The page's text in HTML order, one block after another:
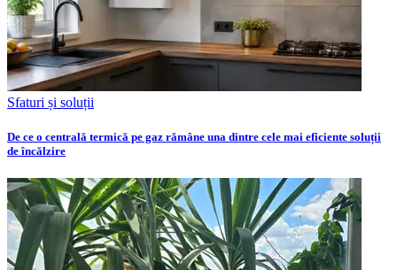
Sfaturi și soluții
De ce o centrală termică pe gaz rămâne una dintre cele mai eficiente soluții
de încălzire